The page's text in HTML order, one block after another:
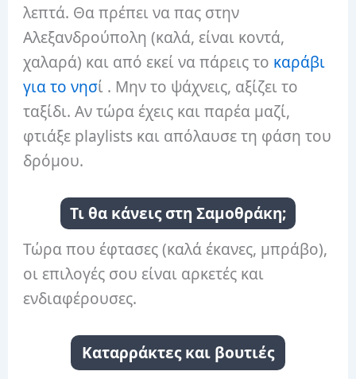
λεπτά. Θα πρέπει να πας στην
Αλεξανδρούπολη (καλά, είναι κοντά,
χαλαρά) και από εκεί να πάρεις το καράβι
για το νησί . Μην το ψάχνεις, αξίζει το
ταξίδι. Αν τώρα έχεις και παρέα μαζί,
φτιάξε playlists και απόλαυσε τη φάση του
δρόμου.
Τι θα κάνεις στη Σαμοθράκη;
Τώρα που έφτασες (καλά έκανες, μπράβο),
οι επιλογές σου είναι αρκετές και
ενδιαφέρουσες.
Καταρράκτες και βουτιές